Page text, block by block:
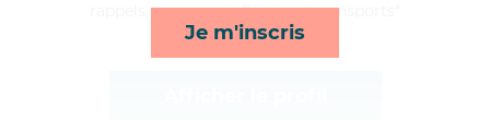
Je m'inscris
rappels, compagnie/loisirs et transports*